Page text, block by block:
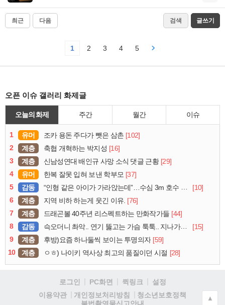
최근 다음 검색 글쓰기
1 2 3 4 5
오픈 이슈 갤러리 화제글
오늘의 화제 주간 월간 이슈
1 유머 조카 용돈 주다가 뺏은 삼촌 [102]
2
계층 축협 개혁하는 박지성 [16]
3
계층 신남성연대 배인규 사망 소식 댓글 근황 [29]
4
유머 한복 잘못 입혀 보낸 학부모 [37]
5
감동 “인형 같은 아이가 가라앉는데”…수심 3m 호수 뛰어든 60대 의인
[10]
6
계층 지역 비하 하는게 웃긴 이유. [76]
7
계층 드래곤볼 40주년 리스펙트하는 만화작가들 [44]
8
감동 슥오더니 촤악.. 연기 뚫고는 가슴 툭툭.. 지나가던 아재의 정체
[15]
9
계층 후방)요즘 하나둘씩 보이는 투명의자 [59]
10
계층 ㅇㅎ) 나이키 역사상 최고의 품질이던 시절 [28]
로그인 PC화면 퀵링크
설정
이용약관
개인정보처리방침
청소년보호정책
▲